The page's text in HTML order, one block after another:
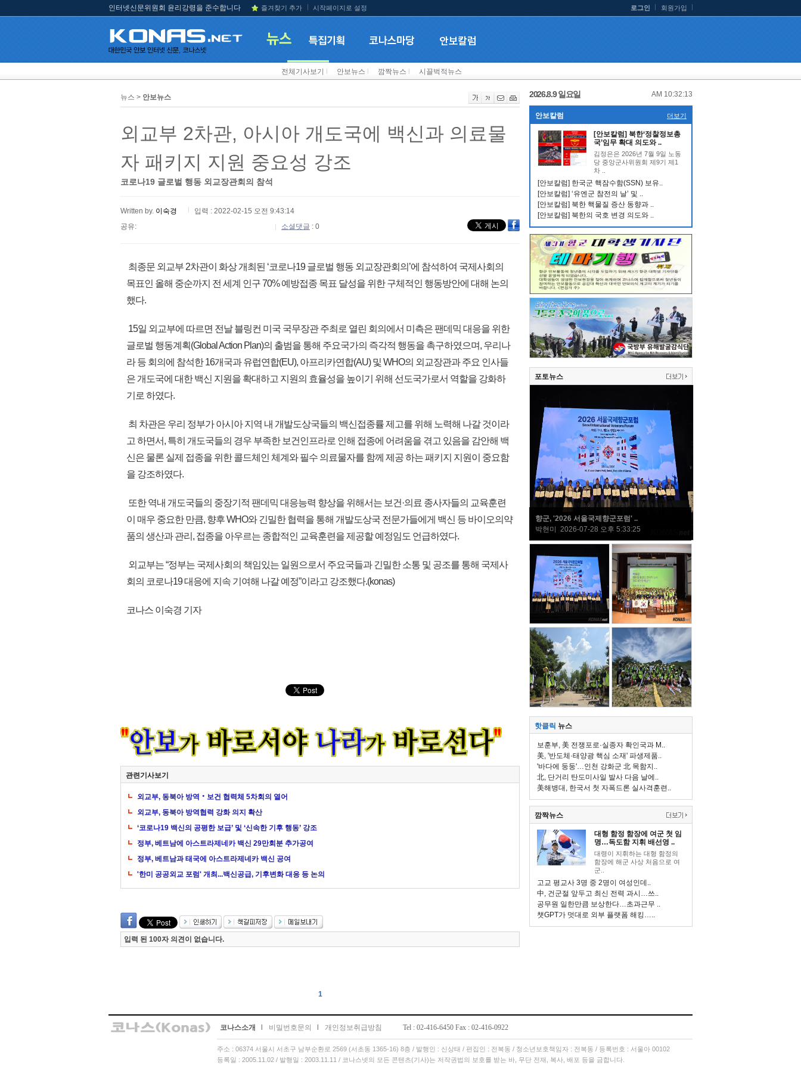
인터넷신문위원회 윤리강령을 준수합니다 즐겨찾기 추가 시작페이지로 설정 로그인 회원가입
전체기사보기 안보뉴스 깜짝뉴스 시끌벅적뉴스
뉴스 > 안보뉴스
외교부 2차관, 아시아 개도국에 백신과 의료물
자 패키지 지원 중요성 강조
코로나19 글로벌 행동 외교장관회의 참석
Written by. 이숙경
입력 : 2022-02-15 오전 9:43:14
공유:
소셜댓글 : 0
최종문 외교부 2차관이 화상 개최된 ‘코로나19 글로벌 행동 외교장관회의’에 참석하여 국제사회의
목표인 올해 중순까지 전 세계 인구 70% 예방접종 목표 달성을 위한 구체적인 행동방안에 대해 논의
했다.
15일 외교부에 따르면 전날 블링컨 미국 국무장관 주최로 열린 회의에서 미측은 팬데믹 대응을 위한
글로벌 행동계획(Global Action Plan)의 출범을 통해 주요국가의 즉각적 행동을 촉구하였으며, 우리나
라 등 회의에 참석한 16개국과 유럽연합(EU), 아프리카연합(AU) 및 WHO의 외교장관과 주요 인사들
은 개도국에 대한 백신 지원을 확대하고 지원의 효율성을 높이기 위해 선도국가로서 역할을 강화하
기로 하였다.
최 차관은 우리 정부가 아시아 지역 내 개발도상국들의 백신접종률 제고를 위해 노력해 나갈 것이라
고 하면서, 특히 개도국들의 경우 부족한 보건인프라로 인해 접종에 어려움을 겪고 있음을 감안해 백
신은 물론 실제 접종을 위한 콜드체인 체계와 필수 의료물자를 함께 제공 하는 패키지 지원이 중요함
을 강조하였다.
또한 역내 개도국들의 중장기적 팬데믹 대응능력 향상을 위해서는 보건·의료 종사자들의 교육훈련
이 매우 중요한 만큼, 향후 WHO와 긴밀한 협력을 통해 개발도상국 전문가들에게 백신 등 바이오의약
품의 생산과 관리, 접종을 아우르는 종합적인 교육훈련을 제공할 예정임도 언급하였다.
외교부는 “정부는 국제사회의 책임있는 일원으로서 주요국들과 긴밀한 소통 및 공조를 통해 국제사
회의 코로나19 대응에 지속 기여해 나갈 예정”이라고 강조했다.(konas)
코나스 이숙경 기자
관련기사보기
외교부, 동북아 방역‧보건 협력체 5차회의 열어
외교부, 동북아 방역협력 강화 의지 확산
‘코로나19 백신의 공평한 보급’ 및 ‘신속한 기후 행동’ 강조
정부, 베트남에 아스트라제네카 백신 29만회분 추가공여
정부, 베트남과 태국에 아스트라제네카 백신 공여
'한미 공공외교 포럼' 개최...백신공급, 기후변화 대응 등 논의
입력 된 100자 의견이 없습니다.
1
2026.8.9 일요일 AM 10:32:14
안보칼럼 더보기
[안보칼럼] 북한‘정찰정보총
국’임무 확대 의도와 ..
김정은은 2026년 7월 9일 노동
당 중앙군사위원회 제9기 제1
차 ..
[안보칼럼] 한국군 핵잠수함(SSN) 보유..
[안보칼럼] ‘유엔군 참전의 날’ 및 ..
[안보칼럼] 북한 핵물질 증산 동향과 ..
[안보칼럼] 북한의 국호 변경 의도와 ..
포토뉴스
향군, '2026 서울국제향군포럼' ..
박현미 2026-07-28 오후 5:33:25
핫클릭 뉴스
보훈부, 美 전쟁포로·실종자 확인국과 M..
美, '반도체·태양광 핵심 소재' 파생제품..
'바다에 둥둥'…인천 강화군 北 목함지..
北, 단거리 탄도미사일 발사 다음 날에..
美해병대, 한국서 첫 자폭드론 실사격훈련..
깜짝뉴스
대형 함정 함장에 여군 첫 임
명…독도함 지휘 배선영 ..
대령이 지휘하는 대형 함정의
함장에 해군 사상 처음으로 여
군..
고교 평교사 3명 중 2명이 여성인데..
中, 건군절 앞두고 최신 전력 과시…쓰..
공무원 일한만큼 보상한다…초과근무 ..
챗GPT가 멋대로 외부 플랫폼 해킹…..
코나스소개 비밀번호문의 개인정보취급방침 Tel : 02-416-6450 Fax : 02-416-0922
주소 : 06374 서울시 서초구 남부순환로 2569 (서초동 1365-16) 8층 / 발행인 : 신상태 / 편집인 : 전복동 / 청소년보호책임자 : 전복동 / 등록번호 : 서울아 00102
등록일 : 2005.11.02 / 발행일 : 2003.11.11 / 코나스넷의 모든 콘텐츠(기사)는 저작권법의 보호를 받는 바, 무단 전재, 복사, 배포 등을 금합니다.